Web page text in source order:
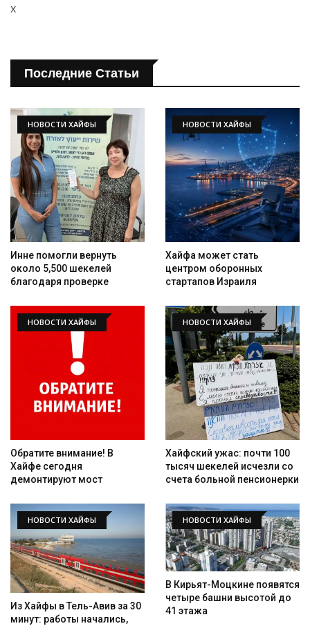
x
Последние Статьи
НОВОСТИ ХАЙФЫ
Инне помогли вернуть
около 5,500 шекелей
благодаря проверке
НОВОСТИ ХАЙФЫ
Хайфа может стать
центром оборонных
стартапов Израиля
НОВОСТИ ХАЙФЫ
Обратите внимание! В
Хайфе сегодня
демонтируют мост
НОВОСТИ ХАЙФЫ
Хайфский ужас: почти 100
тысяч шекелей исчезли со
счета больной пенсионерки
НОВОСТИ ХАЙФЫ
Из Хайфы в Тель-Авив за 30
минут: работы начались,
НОВОСТИ ХАЙФЫ
В Кирьят-Моцкине появятся
четыре башни высотой до
41 этажа